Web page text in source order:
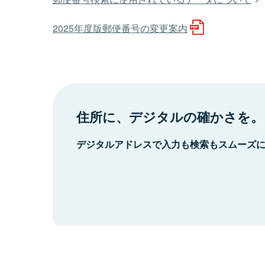
2025年度版郵便番号の変更案内
住所に、デジタルの確かさを。
デジタルアドレスで入力も検索もスムーズ